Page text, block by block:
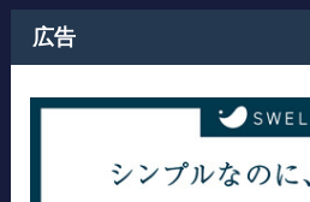
広告